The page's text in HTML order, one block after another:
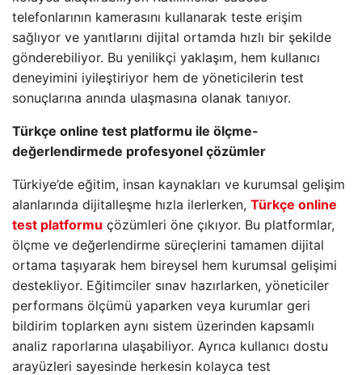
telefonlarının kamerasını kullanarak teste erişim
sağlıyor ve yanıtlarını dijital ortamda hızlı bir şekilde
gönderebiliyor. Bu yenilikçi yaklaşım, hem kullanıcı
deneyimini iyileştiriyor hem de yöneticilerin test
sonuçlarına anında ulaşmasına olanak tanıyor.
Türkçe online test platformu ile ölçme-
değerlendirmede profesyonel çözümler
Türkiye’de eğitim, insan kaynakları ve kurumsal gelişim
alanlarında dijitalleşme hızla ilerlerken, Türkçe online
test platformu çözümleri öne çıkıyor. Bu platformlar,
ölçme ve değerlendirme süreçlerini tamamen dijital
ortama taşıyarak hem bireysel hem kurumsal gelişimi
destekliyor. Eğitimciler sınav hazırlarken, yöneticiler
performans ölçümü yaparken veya kurumlar geri
bildirim toplarken aynı sistem üzerinden kapsamlı
analiz raporlarına ulaşabiliyor. Ayrıca kullanıcı dostu
arayüzleri sayesinde herkesin kolayca test